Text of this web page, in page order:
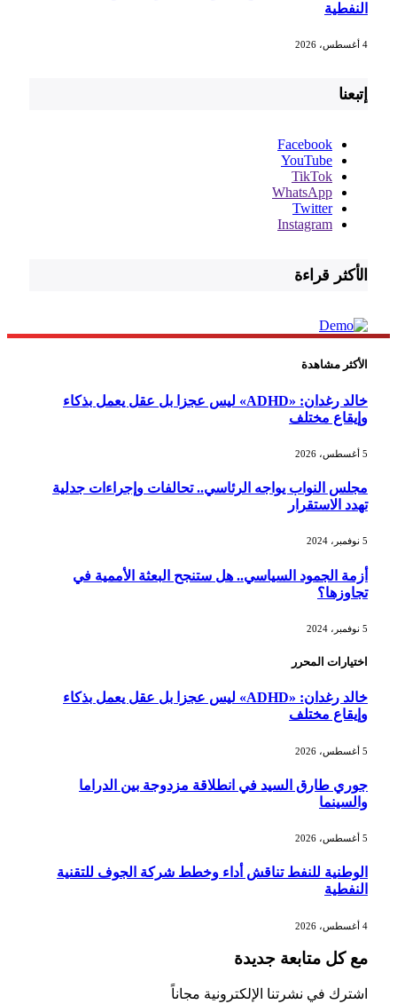
النفطية
إتبعنا
Facebook
YouTube
TikTok
WhatsApp
Twitter
Instagram
الأكثر قراءة
الأكثر مشاهدة
خالد رغدان: «ADHD» ليس عجزا بل عقل يعمل بذكاء
وإيقاع مختلف
مجلس النواب يواجه الرئاسي.. تحالفات وإجراءات جدلية
تهدد الاستقرار
أزمة الجمود السياسي.. هل ستنجح البعثة الأممية في
تجاوزها؟
اختيارات المحرر
خالد رغدان: «ADHD» ليس عجزا بل عقل يعمل بذكاء
وإيقاع مختلف
جوري طارق السيد في انطلاقة مزدوجة بين الدراما
والسينما
الوطنية للنفط تناقش أداء وخطط شركة الجوف للتقنية
النفطية
مع كل متابعة جديدة
اشترك في نشرتنا الإلكترونية مجاناً